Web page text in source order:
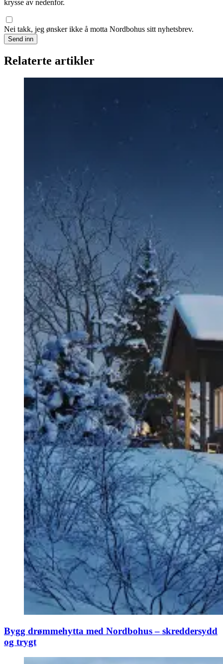
krysse av nedenfor.
Nei takk, jeg ønsker ikke å motta Nordbohus sitt nyhetsbrev.
Send inn
Relaterte artikler
Bygg drømmehytta med Nordbohus – skreddersydd
og trygt